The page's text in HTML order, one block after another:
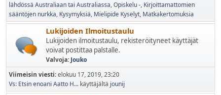
lähdössä Australiaan tai Australiassa Opiskelu - Kirjoittamattomien
sääntöjen nurkka Kysymyksiä Mielipide Kyselyt Matkakertomuksia
Lukijoiden Ilmoitustaulu
Lukijoiden ilmoitustaulu, rekisteröityneet käyttäjät
voivat postittaa palstalle.
Valvoja: Jouko
Viimeisin viesti:elokuu 17, 2019, 23:20
Vs: Etsin enoani Aatto H... käyttäjältä jounij